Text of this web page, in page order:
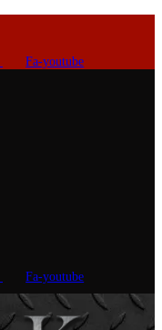
Fa-youtube
Fa-youtube